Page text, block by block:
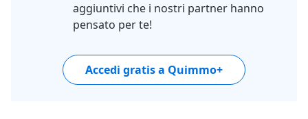
aggiuntivi che i nostri partner hanno
pensato per te!
Accedi gratis a Quimmo+